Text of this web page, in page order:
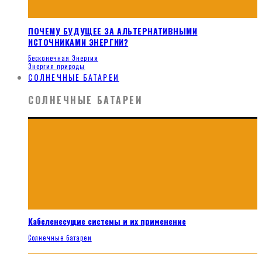
ПОЧЕМУ БУДУЩЕЕ ЗА АЛЬТЕРНАТИВНЫМИ
ИСТОЧНИКАМИ ЭНЕРГИИ?
Бесконечная Энергия
Энергия природы
СОЛНЕЧНЫЕ БАТАРЕИ
СОЛНЕЧНЫЕ БАТАРЕИ
Кабеленесущие системы и их применение
Солнечные батареи